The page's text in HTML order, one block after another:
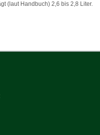
(laut Handbuch) 2,6 bis 2,8 Liter.